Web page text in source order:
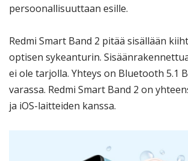
persoonallisuuttaan esille.
Redmi Smart Band 2 pitää sisällään
optisen sykeanturin.
ei ole tarjolla. Yhteys on Bluetooth 5.1
varassa. Redmi Smart Band 2 on
ja iOS-laitteiden kanssa.